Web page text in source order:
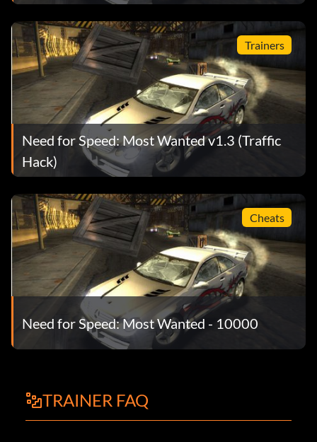
Trainers
Need for Speed: Most Wanted v1.3 (Traffic
Hack)
Cheats
Need for Speed: Most Wanted - 10000
TRAINER FAQ